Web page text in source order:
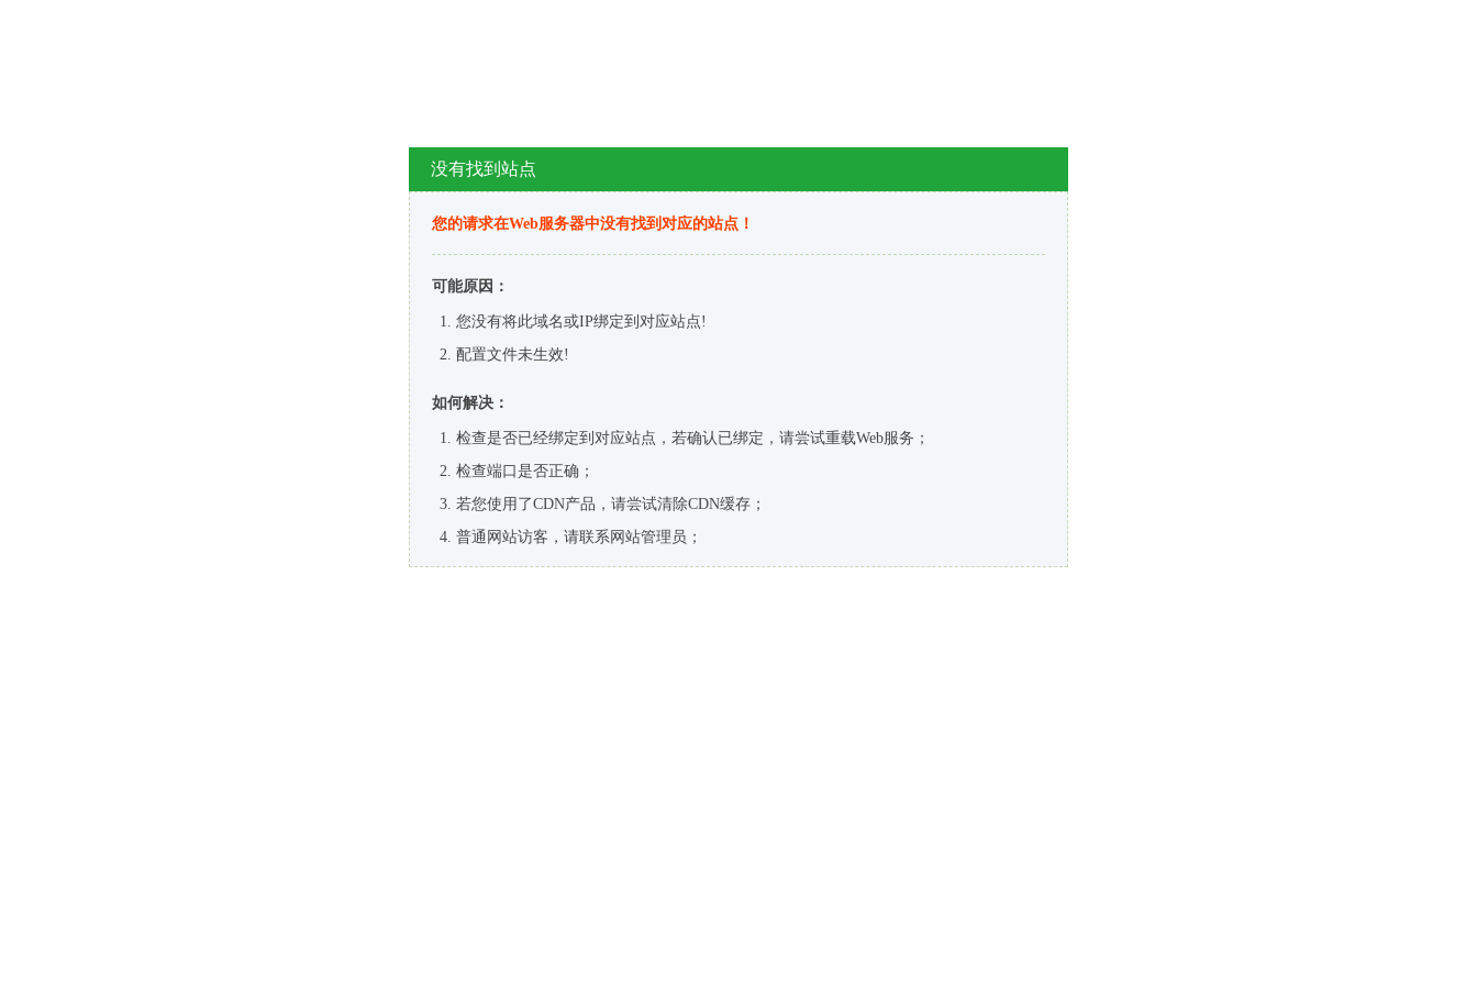
没有找到站点
您的请求在Web服务器中没有找到对应的站点！
可能原因：
您没有将此域名或IP绑定到对应站点!
配置文件未生效!
如何解决：
检查是否已经绑定到对应站点，若确认已绑定，请尝试重载Web服务；
检查端口是否正确；
若您使用了CDN产品，请尝试清除CDN缓存；
普通网站访客，请联系网站管理员；